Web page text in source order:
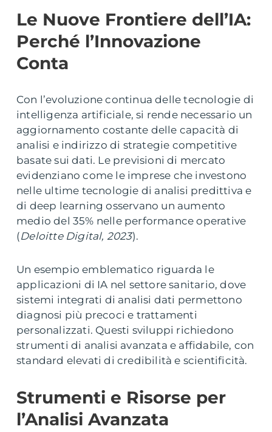
Le Nuove Frontiere dell’IA:
Perché l’Innovazione
Conta
Con l’evoluzione continua delle tecnologie di
intelligenza artificiale, si rende necessario un
aggiornamento costante delle capacità di
analisi e indirizzo di strategie competitive
basate sui dati. Le previsioni di mercato
evidenziano come le imprese che investono
nelle ultime tecnologie di analisi predittiva e
di deep learning osservano un aumento
medio del 35% nelle performance operative
(Deloitte Digital, 2023).
Un esempio emblematico riguarda le
applicazioni di IA nel settore sanitario, dove
sistemi integrati di analisi dati permettono
diagnosi più precoci e trattamenti
personalizzati. Questi sviluppi richiedono
strumenti di analisi avanzata e affidabile, con
standard elevati di credibilità e scientificità.
Strumenti e Risorse per
l’Analisi Avanzata